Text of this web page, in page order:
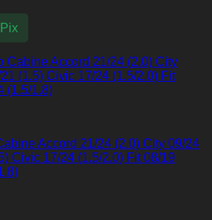
Accord 21/24 (2.0) City 09/24
Civic 17/24 (1.5/2.0) Fit 08/19